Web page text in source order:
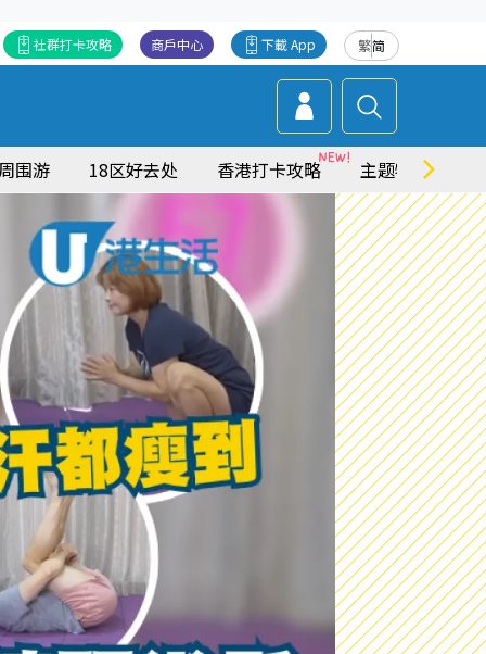
繁简
下載 App
商戶中心
社群打卡攻略
围游 18区好去处 香港打卡攻略 主题特集